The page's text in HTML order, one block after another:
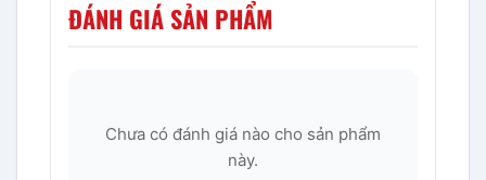
ĐÁNH GIÁ SẢN PHẨM
Chưa có đánh giá nào cho sản phẩm
này.